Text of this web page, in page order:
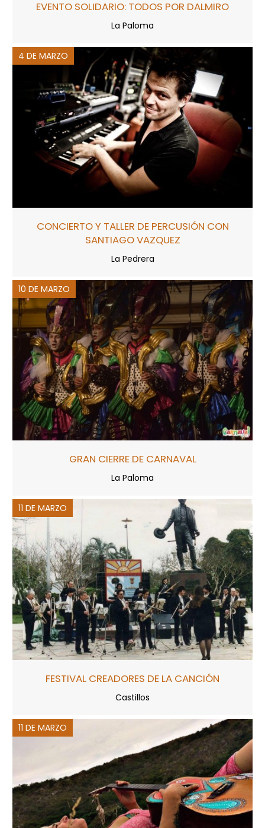
EVENTO SOLIDARIO: TODOS POR DALMIRO
La Paloma
4 DE MARZO
CONCIERTO Y TALLER DE PERCUSIÓN CON
SANTIAGO VAZQUEZ
La Pedrera
10 DE MARZO
GRAN CIERRE DE CARNAVAL
La Paloma
11 DE MARZO
FESTIVAL CREADORES DE LA CANCIÓN
Castillos
11 DE MARZO